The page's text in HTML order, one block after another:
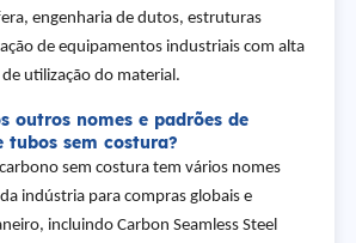
engenharia de dutos, estruturas
de equipamentos industriais com alta
utilização do material.
outros nomes e padrões de
tubos sem costura?
sem costura tem vários nomes
indústria para compras globais e
incluindo Carbon Seamless Steel